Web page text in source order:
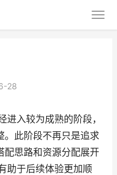
28
入较为成熟的阶段，
。此阶段不再只是追求
配思路和资源分配展开
助于后续体验更加顺